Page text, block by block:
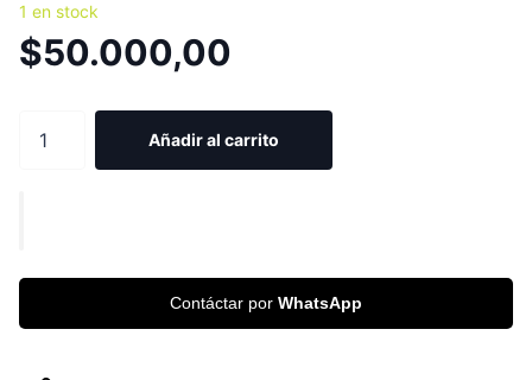
1 en stock
$50.000,00
Añadir al carrito
Contáctar por WhatsApp